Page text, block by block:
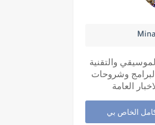
والتقنية
وشروحات
العامة
الخاص بي